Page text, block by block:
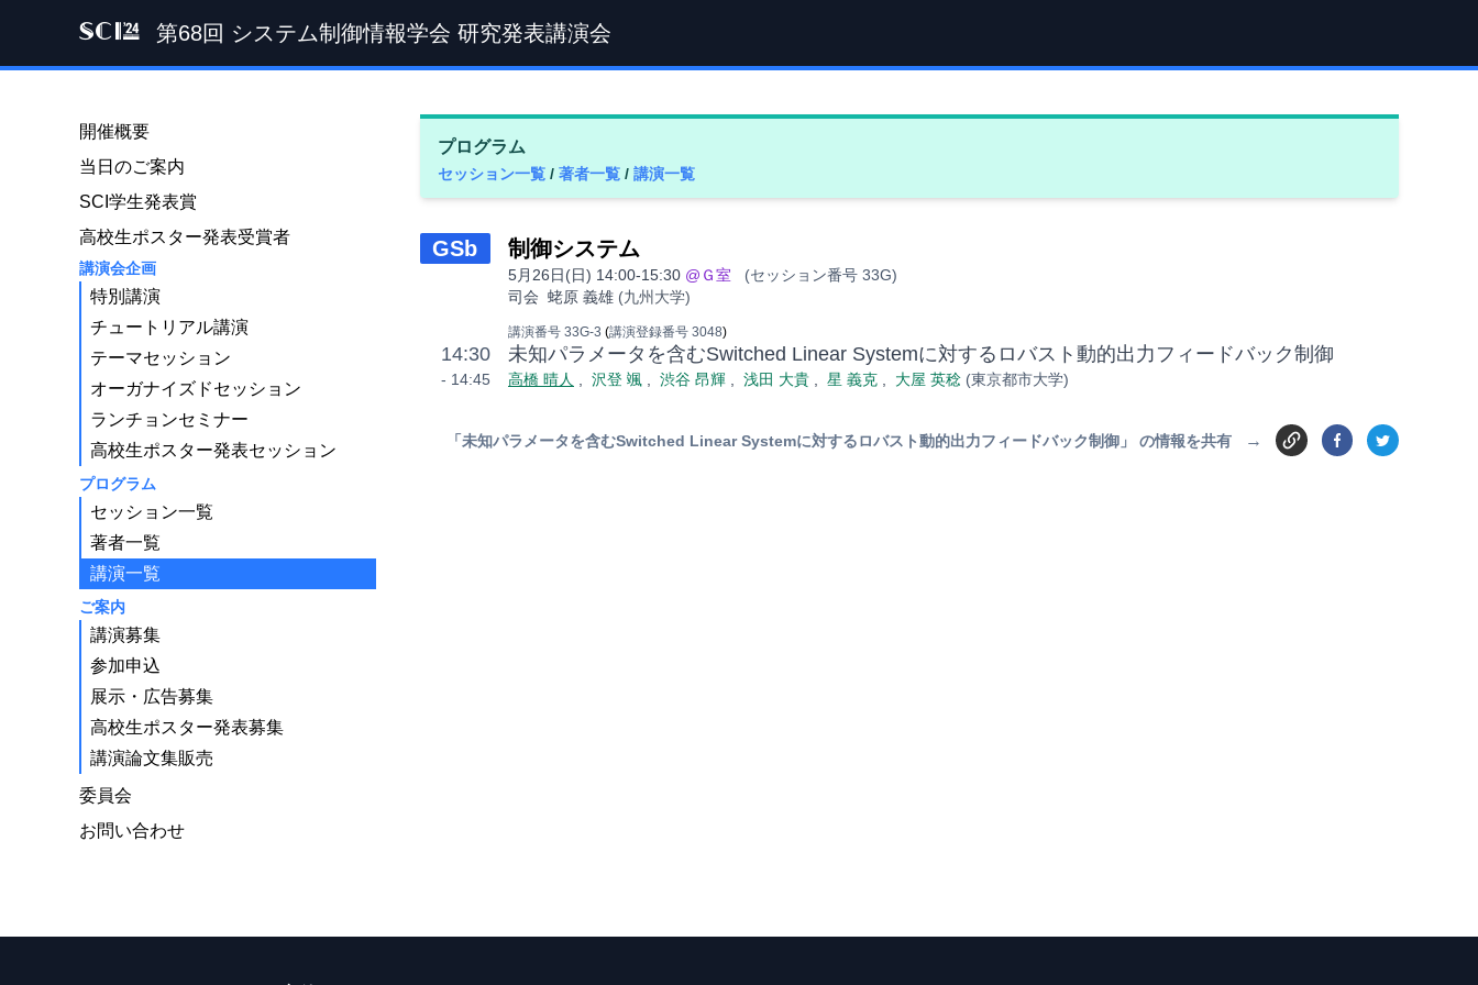
SCI '24 第68回 システム制御情報学会 研究発表講演会
プログラム
セッション一覧 / 著者一覧 / 講演一覧
GSb 制御システム
5月26日(日) 14:00-15:30 @Ｇ室
(セッション番号 33G)
司会 蛯原 義雄 (九州大学)
講演番号 33G-3 (講演登録番号 3048)
14:30
- 14:45
未知パラメータを含むSwitched Linear Systemに対するロバスト動的出力フィードバック制御
高橋 晴人 沢登 颯 渋谷 昂輝 浅田 大貴 星 義克 大屋 英稔 (東京都市大学)
「未知パラメータを含むSwitched Linear Systemに対するロバスト動的出力フィードバック制御」 の情報を共有 →
開催概要
当日のご案内
SCI学生発表賞
高校生ポスター発表受賞者
講演会企画
特別講演
チュートリアル講演
テーマセッション
オーガナイズドセッション
ランチョンセミナー
高校生ポスター発表セッション
プログラム
セッション一覧
著者一覧
講演一覧
ご案内
講演募集
参加申込
展示・広告募集
高校生ポスター発表募集
講演論文集販売
委員会
お問い合わせ